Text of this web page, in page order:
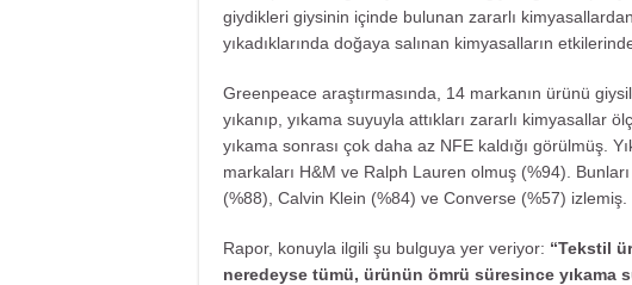
giydikleri giysinin içinde bulunan zararlı
yıkadıklarında doğaya salınan kimyasalların
Greenpeace araştırmasında, 14 markanın ürünü
yıkanıp, yıkama suyuyla attıkları zararlı kimyasallar
yıkama sonrası çok daha az NFE kaldığı görülmüş.
markaları H&M ve Ralph Lauren olmuş (%94).
(%88), Calvin Klein (%84) ve Converse (%57) izlemiş.
Rapor, konuyla ilgili şu bulguya yer veriyor: “Tekstil
neredeyse tümü, ürünün ömrü süresince yıkama